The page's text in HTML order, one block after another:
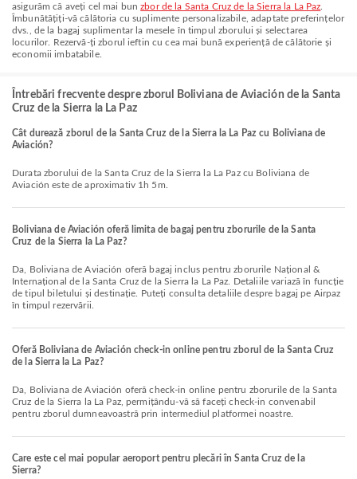
asigurăm că aveți cel mai bunzbor de la Santa Cruz de la Sierra la La Paz
Îmbunătățiți-vă călătoria cu suplimente personalizabile, adaptate preferințelor
dvs., de la bagaj suplimentar la mesele în timpul zborului și selectarea
locurilor. Rezervă-ți zborul ieftin cu cea mai bună experiență de călătorie și
economii imbatabile.
Întrebări frecvente despre zborul Boliviana de Aviación de la Santa
Cruz de la Sierra la La Paz
Cât durează zborul de la Santa Cruz de la Sierra la La Paz cu Boliviana de
Aviación?
Durata zborului de la Santa Cruz de la Sierra la La Paz cu Boliviana de
Aviación este de aproximativ 1h 5m.
Boliviana de Aviación oferă limita de bagaj pentru zborurile de la Santa
Cruz de la Sierra la La Paz?
Da, Boliviana de Aviación oferă bagaj inclus pentru zborurile Național &
Internațional de la Santa Cruz de la Sierra la La Paz. Detaliile variază în funcție
de tipul biletului și destinație. Puteți consulta detaliile despre bagaj pe Airpaz
în timpul rezervării.
Oferă Boliviana de Aviación check-in online pentru zborul de la Santa Cruz
de la Sierra la La Paz?
Da, Boliviana de Aviación oferă check-in online pentru zborurile de la Santa
Cruz de la Sierra la La Paz, permițându-vă să faceți check-in convenabil
pentru zborul dumneavoastră prin intermediul platformei noastre.
Care este cel mai popular aeroport pentru plecări în Santa Cruz de la
Sierra?